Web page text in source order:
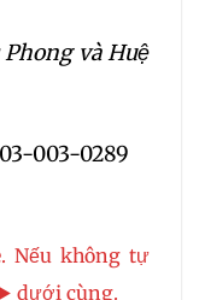
và Huệ
003-0289
Nếu không tự
dưới cùng.